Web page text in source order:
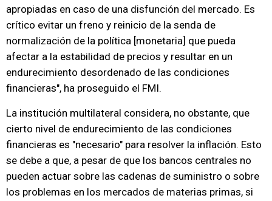
apropiadas en caso de una disfunción del mercado. Es
crítico evitar un freno y reinicio de la senda de
normalización de la política [monetaria] que pueda
afectar a la estabilidad de precios y resultar en un
endurecimiento desordenado de las condiciones
financieras", ha proseguido el FMI.
La institución multilateral considera, no obstante, que
cierto nivel de endurecimiento de las condiciones
financieras es "necesario" para resolver la inflación. Esto
se debe a que, a pesar de que los bancos centrales no
pueden actuar sobre las cadenas de suministro o sobre
los problemas en los mercados de materias primas, si